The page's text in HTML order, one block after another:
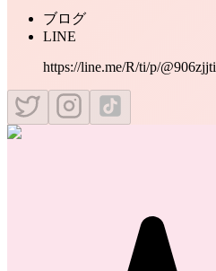
ブログ
LINE
https://line.me/R/ti/p/@906zjjti